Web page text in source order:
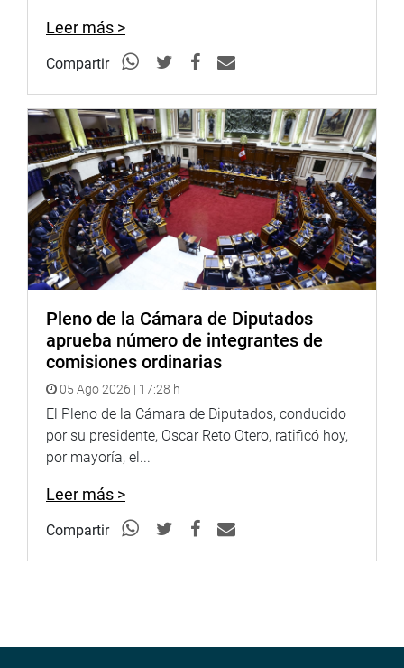
Leer más >
Compartir
Pleno de la Cámara de Diputados
aprueba número de integrantes de
comisiones ordinarias
05 Ago 2026 | 17:28 h
El Pleno de la Cámara de Diputados, conducido
por su presidente, Oscar Reto Otero, ratificó hoy,
por mayoría, el...
Leer más >
Compartir